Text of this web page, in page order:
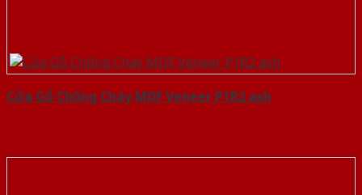
Cửa Gỗ Chống Cháy MDF Veneer P1R2 ash